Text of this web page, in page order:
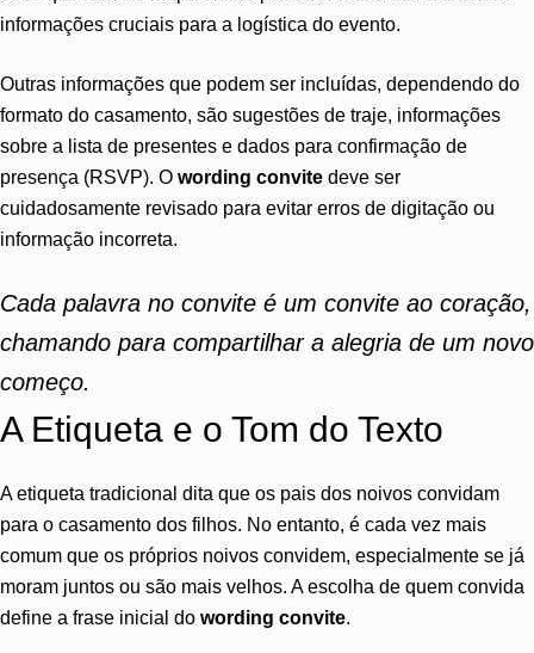
informações cruciais para a logística do evento.
Outras informações que podem ser incluídas, dependendo do
formato do casamento, são sugestões de traje, informações
sobre a lista de presentes e dados para confirmação de
presença (RSVP). O wording convite deve ser
cuidadosamente revisado para evitar erros de digitação ou
informação incorreta.
Cada palavra no convite é um convite ao coração,
chamando para compartilhar a alegria de um novo
começo.
A Etiqueta e o Tom do Texto
A etiqueta tradicional dita que os pais dos noivos convidam
para o casamento dos filhos. No entanto, é cada vez mais
comum que os próprios noivos convidem, especialmente se já
moram juntos ou são mais velhos. A escolha de quem convida
define a frase inicial do wording convite.